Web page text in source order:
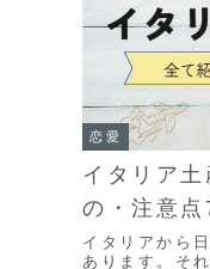
恋愛
イタリア
の・注意点
イタリアから
あります。そ